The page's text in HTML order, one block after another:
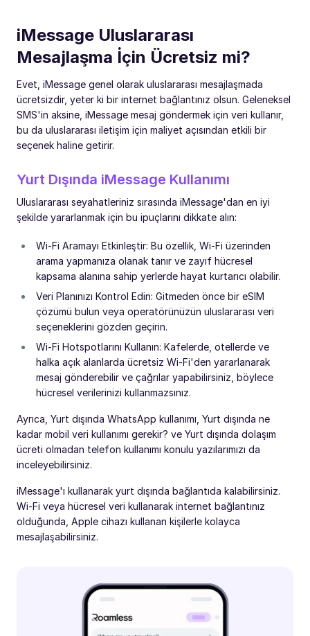
iMessage Uluslararası
Mesajlaşma İçin Ücretsiz mi?
Evet, iMessage genel olarak uluslararası mesajlaşmada
ücretsizdir, yeter ki bir internet bağlantınız olsun. Geleneksel
SMS'in aksine, iMessage mesaj göndermek için veri kullanır,
bu da uluslararası iletişim için maliyet açısından etkili bir
seçenek haline getirir.
Yurt Dışında iMessage Kullanımı
Uluslararası seyahatleriniz sırasında iMessage'dan en iyi
şekilde yararlanmak için bu ipuçlarını dikkate alın:
Wi-Fi Aramayı Etkinleştir: Bu özellik, Wi-Fi üzerinden
arama yapmanıza olanak tanır ve zayıf hücresel
kapsama alanına sahip yerlerde hayat kurtarıcı olabilir.
Veri Planınızı Kontrol Edin: Gitmeden önce bir eSIM
çözümü bulun veya operatörünüzün uluslararası veri
seçeneklerini gözden geçirin.
Wi-Fi Hotspotlarını Kullanın: Kafelerde, otellerde ve
halka açık alanlarda ücretsiz Wi-Fi'den yararlanarak
mesaj gönderebilir ve çağrılar yapabilirsiniz, böylece
hücresel verilerinizi kullanmazsınız.
Ayrıca, Yurt dışında WhatsApp kullanımı, Yurt dışında ne
kadar mobil veri kullanımı gerekir? ve Yurt dışında dolaşım
ücreti olmadan telefon kullanımı konulu yazılarımızı da
inceleyebilirsiniz.
iMessage'ı kullanarak yurt dışında bağlantıda kalabilirsiniz.
Wi-Fi veya hücresel veri kullanarak internet bağlantınız
olduğunda, Apple cihazı kullanan kişilerle kolayca
mesajlaşabilirsiniz.